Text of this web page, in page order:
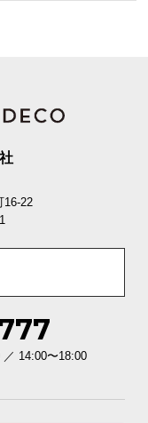
16-22
14:00〜18:00